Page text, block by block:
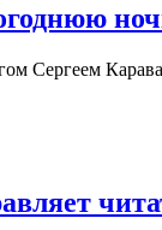
Сергеем